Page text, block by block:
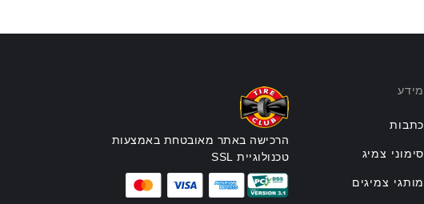
מידע
כתבות
סימוני צמיג
מותגי צמיגים
הרכישה באתר מאובטחת באמצעות
טכנולוגיית SSL